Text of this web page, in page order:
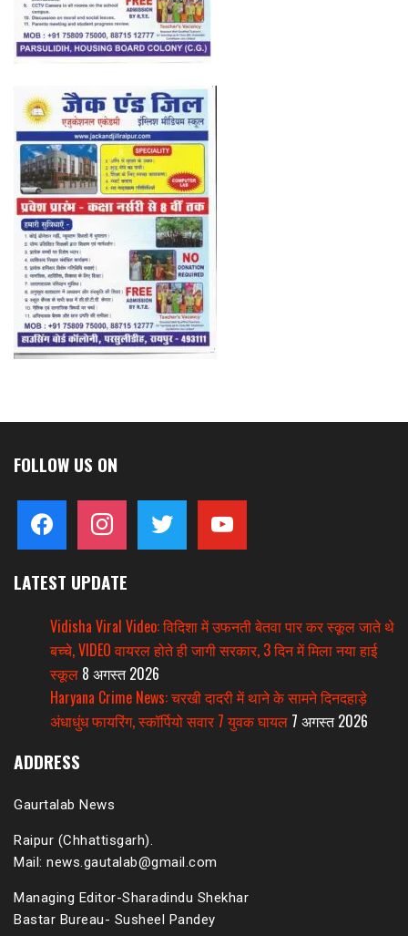
FOLLOW US ON
facebook instagram twitter youtube
LATEST UPDATE
Vidisha Viral Video: विदिशा में उफनती बेतवा पार कर स्कूल जाते थे
बच्चे, VIDEO वायरल होते ही जागी सरकार, 3 दिन में मिला नया हाई
स्कूल 8 अगस्त 2026
Haryana Crime News: चरखी दादरी में थाने के सामने दिनदहाड़े
अंधाधुंध फायरिंग, स्कॉर्पियो सवार 7 युवक घायल 7 अगस्त 2026
ADDRESS
Gaurtalab News
Raipur (Chhattisgarh).
Mail: news.gautalab@gmail.com
Managing Editor-Sharadindu Shekhar
Bastar Bureau- Susheel Pandey